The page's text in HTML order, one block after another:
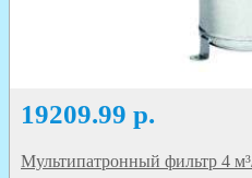
19209.99 р.
Мультипатронный фильтр 4